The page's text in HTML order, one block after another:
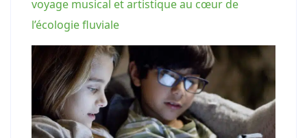
voyage musical et artistique au cœur de
l’écologie fluviale